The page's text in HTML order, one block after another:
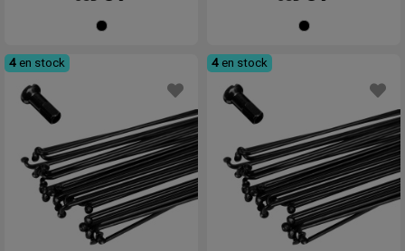
4 en stock 4 en stock